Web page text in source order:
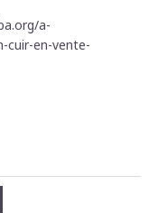
a-
cuir-en-vente-